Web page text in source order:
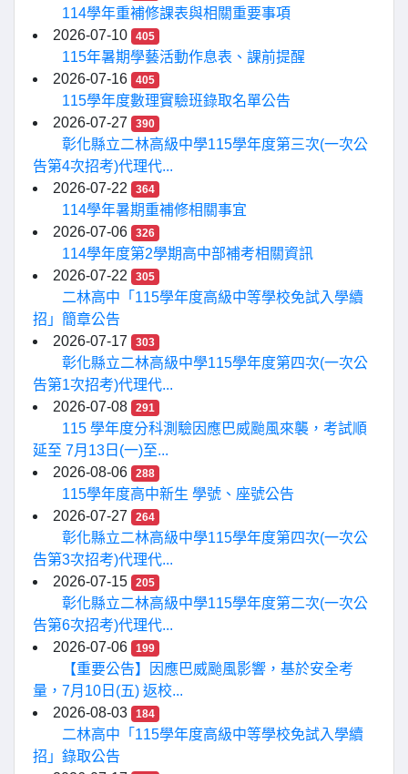
114學年重補修課表與相關重要事項
2026-07-10
405
115年暑期學藝活動作息表、課前提醒
2026-07-16
405
115學年度數理實驗班錄取名單公告
2026-07-27
390
彰化縣立二林高級中學115學年度第三次(一次公
告第4次招考)代理代...
2026-07-22
364
114學年暑期重補修相關事宜
2026-07-06
326
114學年度第2學期高中部補考相關資訊
2026-07-22
305
二林高中「115學年度高級中等學校免試入學續
招」簡章公告
2026-07-17
303
彰化縣立二林高級中學115學年度第四次(一次公
告第1次招考)代理代...
2026-07-08
291
115 學年度分科測驗因應巴威颱風來襲，考試順
延至 7月13日(一)至...
2026-08-06
288
115學年度高中新生 學號、座號公告
2026-07-27
264
彰化縣立二林高級中學115學年度第四次(一次公
告第3次招考)代理代...
2026-07-15
205
彰化縣立二林高級中學115學年度第二次(一次公
告第6次招考)代理代...
2026-07-06
199
【重要公告】因應巴威颱風影響，基於安全考
量，7月10日(五) 返校...
2026-08-03
184
二林高中「115學年度高級中等學校免試入學續
招」錄取公告